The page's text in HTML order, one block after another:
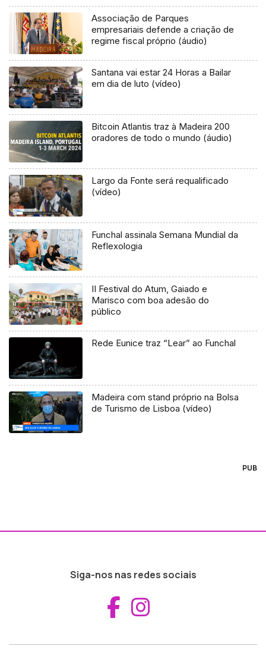
Associação de Parques
empresariais defende a criação de
regime fiscal próprio (áudio)
Santana vai estar 24 Horas a Bailar
em dia de luto (vídeo)
Bitcoin Atlantis traz à Madeira 200
oradores de todo o mundo (áudio)
Largo da Fonte será requalificado
(vídeo)
Funchal assinala Semana Mundial da
Reflexologia
II Festival do Atum, Gaiado e
Marisco com boa adesão do
público
Rede Eunice traz “Lear” ao Funchal
Madeira com stand próprio na Bolsa
de Turismo de Lisboa (vídeo)
PUB
Siga-nos nas redes sociais
Aceder ao